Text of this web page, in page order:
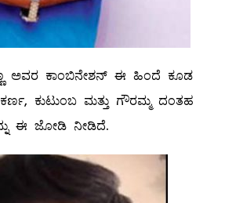
ಅವರ ಕಾಂಬಿನೇಶನ್ ಈ ಹಿಂದೆ ಕೂಡ
ಕುಟುಂಬ ಮತ್ತು ಗೌರಮ್ಮ ದಂತಹ
ಈ ಜೋಡಿ ನೀಡಿದೆ.